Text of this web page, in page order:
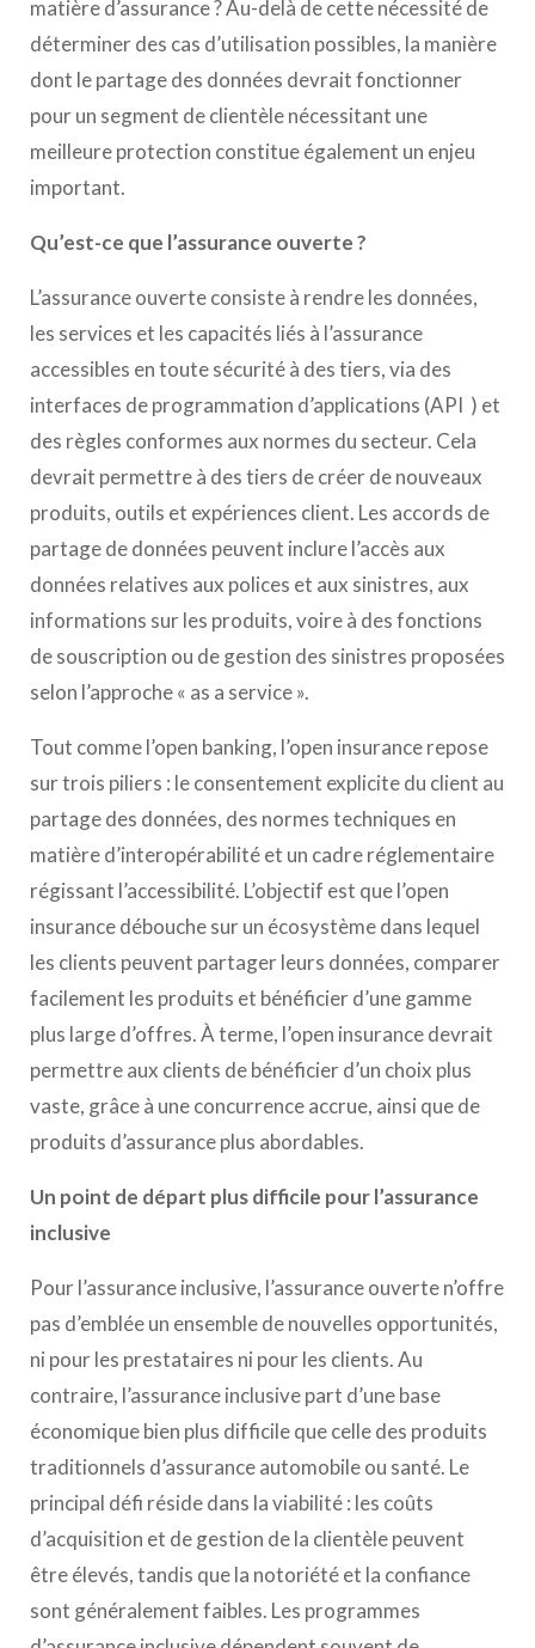
matière d’assurance ? Au-delà de cette nécessité de
déterminer des cas d’utilisation possibles, la manière
dont le partage des données devrait fonctionner
pour un segment de clientèle nécessitant une
meilleure protection constitue également un enjeu
important.
Qu’est-ce que l’assurance ouverte ?
L’assurance ouverte consiste à rendre les données,
les services et les capacités liés à l’assurance
accessibles en toute sécurité à des tiers, via des
interfaces de programmation d’applications (API ) et
des règles conformes aux normes du secteur. Cela
devrait permettre à des tiers de créer de nouveaux
produits, outils et expériences client. Les accords de
partage de données peuvent inclure l’accès aux
données relatives aux polices et aux sinistres, aux
informations sur les produits, voire à des fonctions
de souscription ou de gestion des sinistres proposées
selon l’approche « as a service ».
Tout comme l’open banking, l’open insurance repose
sur trois piliers : le consentement explicite du client au
partage des données, des normes techniques en
matière d’interopérabilité et un cadre réglementaire
régissant l’accessibilité. L’objectif est que l’open
insurance débouche sur un écosystème dans lequel
les clients peuvent partager leurs données, comparer
facilement les produits et bénéficier d’une gamme
plus large d’offres. À terme, l’open insurance devrait
permettre aux clients de bénéficier d’un choix plus
vaste, grâce à une concurrence accrue, ainsi que de
produits d’assurance plus abordables.
Un point de départ plus difficile pour l’assurance
inclusive
Pour l’assurance inclusive, l’assurance ouverte n’offre
pas d’emblée un ensemble de nouvelles opportunités,
ni pour les prestataires ni pour les clients. Au
contraire, l’assurance inclusive part d’une base
économique bien plus difficile que celle des produits
traditionnels d’assurance automobile ou santé. Le
principal défi réside dans la viabilité : les coûts
d’acquisition et de gestion de la clientèle peuvent
être élevés, tandis que la notoriété et la confiance
sont généralement faibles. Les programmes